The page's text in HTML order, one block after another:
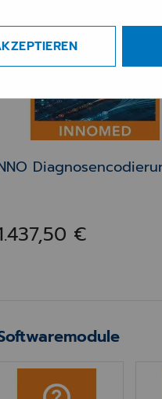
€
1)
INNO Anonymisierte